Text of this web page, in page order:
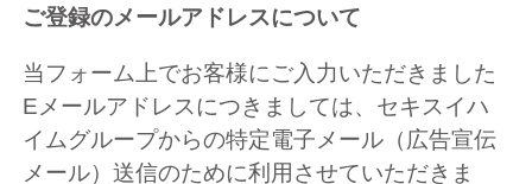
ご登録のメールアドレスについて
当フォーム上でお客様にご入力いただきました
Eメールアドレスにつきましては、セキスイハ
イムグループからの特定電子メール（広告宣伝
メール）送信のために利用させていただきま